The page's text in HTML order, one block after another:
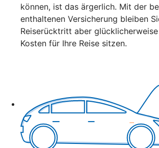
können, ist das ärgerlich. Mit der
enthaltenen Versicherung bleiben
Reiserücktritt aber
Kosten für Ihre Reise sitzen.